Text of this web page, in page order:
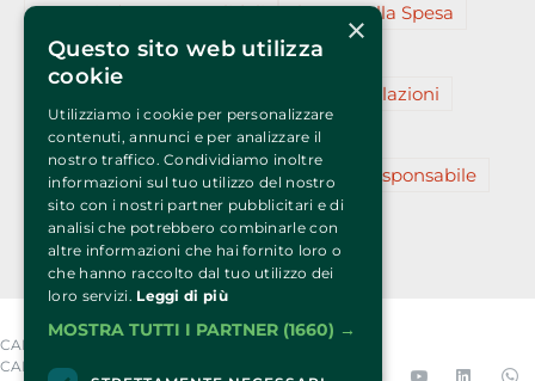
Gruppi D’acquisto Solidali
Il Voto Nella Spesa
Insieme
L’essenziale
Migranti
Relazioni
Resilienza
Restanza Reti
Sostenibilità
Sovranità
Turismo Responsabile
Vegano
Virale Zero
CART’ARMATA EDIZIONI SRL – VIA
CALATAFIMI, 10 – 20122 MILANO
×
Questo sito web utilizza
cookie
Utilizziamo i cookie per personalizzare
contenuti, annunci e per analizzare il
nostro traffico. Condividiamo inoltre
informazioni sul tuo utilizzo del nostro
sito con i nostri partner pubblicitari e di
analisi che potrebbero combinarle con
altre informazioni che hai fornito loro o
che hanno raccolto dal tuo utilizzo dei
loro servizi. Leggi di più
MOSTRA TUTTI I PARTNER (1660) →